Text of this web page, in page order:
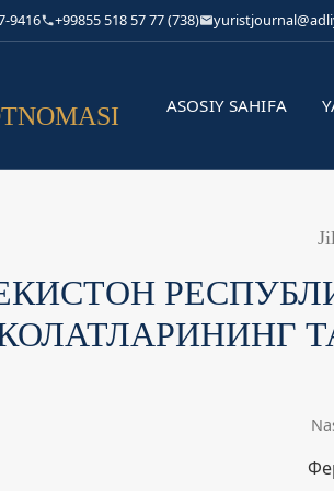
9416 +99855 518 57 77 (738)
ASOSIY SAHIFA